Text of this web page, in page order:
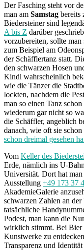
Der Fasching steht vor
man am Samstag bereits
Biedersteiner sind
A bis Z darüber
vorzubereiten, sollte man
zum Beispiel am
der Schäfflertanz statt.
den schwarzen Hosen
Kindl wahrscheinlich
wie die Tänzer die
lockten, nachdem die
man so einen Tanz
wiederum gar nicht so
die Schäffler, angeblich
danach, wie oft sie schon
schon dreimal gesehen
Vom Keller des
Erde, nämlich ins U-
Universität. Dort hat man
Ausstellung +49 173 37
AkademieGalerie
schwarzen Zahlen an
tatsächliche
Podest, man kann die
wirklich stimmt. Bei Bier
Kunstwerke zu
Transparenz und